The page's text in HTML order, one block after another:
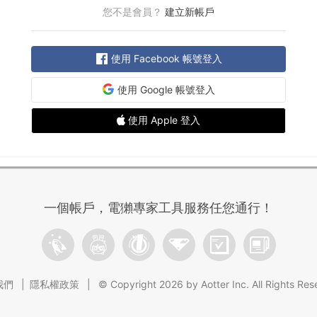
您不是會員？ 建立新帳戶
使用 Facebook 帳號登入
使用 Google 帳號登入
使用 Apple 登入
一個帳戶，電獺專家工具服務任您通行！
AptterTrek電獺少女 supr.onesupr.link電獺問卷王Newsbuffet
們 隱私權政策 © Copyright 2026 by Aotter Inc. All Rights